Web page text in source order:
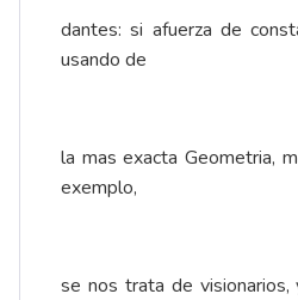
dantes: si afuerza de
usando de
la mas exacta Geometria,
exemplo,
se nos trata de